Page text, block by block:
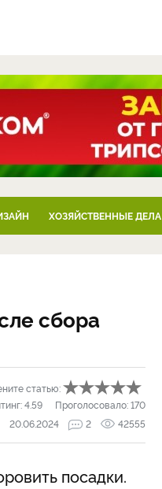
ХОЗЯЙСТВЕННЫЕ ДЕЛА
сбора
статью:
4.59 Проголосовало:170
20.06.2024
2 42555
посадки.